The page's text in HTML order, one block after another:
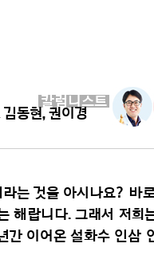
칼럼니스트
김동현, 권이경
는 것을 아시나요? 바
해랍니다. 그래서 저희
간 이어온 설화수 인삼